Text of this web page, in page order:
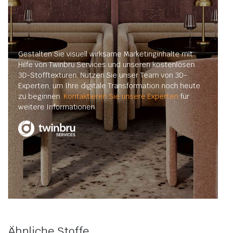
Gestalten Sie visuell wirksame Marketinginhalte mit
Hilfe von Twinbru Services und unseren kostenlosen
3D-Stofftexturen. Nutzen Sie unser Team von 3D-
Experten, um Ihre digitale Transformation noch heute
zu beginnen.Kontaktieren Sie unsere Expertenfür
weitere Informationen.